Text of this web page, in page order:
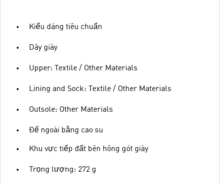
Kiểu dáng tiêu chuẩn
Dây giày
Upper: Textile / Other Materials
Lining and Sock: Textile / Other Materials
Outsole: Other Materials
Đế ngoài bằng cao su
Khu vực tiếp đất bên hông gót giày
Trọng lượng: 272 g